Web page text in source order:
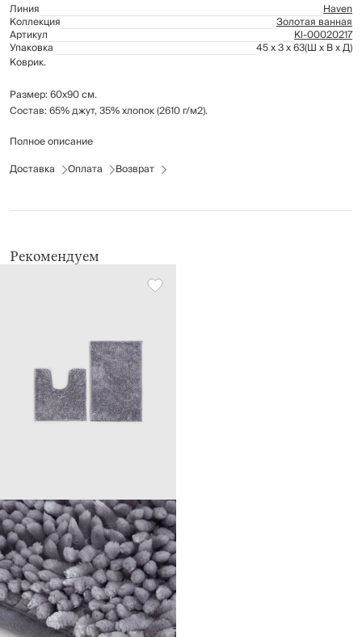
Линия
Haven
Коллекция Золотая ванная
Артикул Kl-00020217
Упаковка 45 x 3 x 63(Ш x В x Д)
Коврик.
Размер: 60х90 см.
Состав: 65% джут, 35% хлопок (2610 г/м2).
Предназначен для ванной комнаты, но может использоваться в любом
химчистка запрещен, не применять барабанную сушку, только точечная
Полное описание
Доставка
Оплата Возврат
Рекомендуем